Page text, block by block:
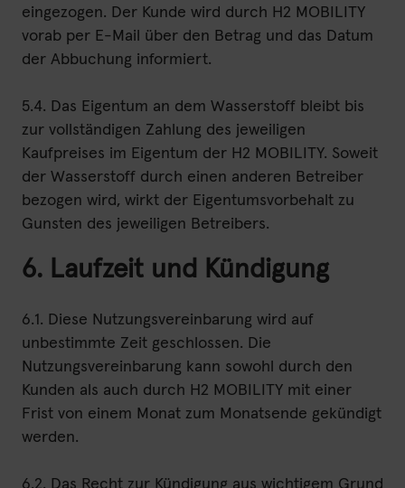
eingezogen. Der Kunde wird durch H2 MOBILITY
vorab per E-Mail über den Betrag und das Datum
der Abbuchung informiert.
5.4. Das Eigentum an dem Wasserstoff bleibt bis
zur vollständigen Zahlung des jeweiligen
Kaufpreises im Eigentum der H2 MOBILITY. Soweit
der Wasserstoff durch einen anderen Betreiber
bezogen wird, wirkt der Eigentumsvorbehalt zu
Gunsten des jeweiligen Betreibers.
6. Laufzeit und Kündigung
6.1. Diese Nutzungsvereinbarung wird auf
unbestimmte Zeit geschlossen. Die
Nutzungsvereinbarung kann sowohl durch den
Kunden als auch durch H2 MOBILITY mit einer
Frist von einem Monat zum Monatsende gekündigt
werden.
6.2. Das Recht zur Kündigung aus wichtigem Grund